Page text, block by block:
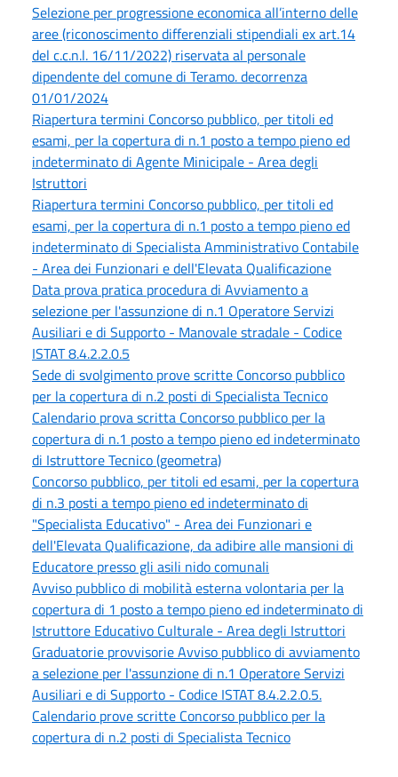
Selezione per progressione economica all’interno delle
aree (riconoscimento differenziali stipendiali ex art.14
del c.c.n.l. 16/11/2022) riservata al personale
dipendente del comune di Teramo. decorrenza
01/01/2024
Riapertura termini Concorso pubblico, per titoli ed
esami, per la copertura di n.1 posto a tempo pieno ed
indeterminato di Agente Minicipale - Area degli
Istruttori
Riapertura termini Concorso pubblico, per titoli ed
esami, per la copertura di n.1 posto a tempo pieno ed
indeterminato di Specialista Amministrativo Contabile
- Area dei Funzionari e dell'Elevata Qualificazione
Data prova pratica procedura di Avviamento a
selezione per l'assunzione di n.1 Operatore Servizi
Ausiliari e di Supporto - Manovale stradale - Codice
ISTAT 8.4.2.2.0.5
Sede di svolgimento prove scritte Concorso pubblico
per la copertura di n.2 posti di Specialista Tecnico
Calendario prova scritta Concorso pubblico per la
copertura di n.1 posto a tempo pieno ed indeterminato
di Istruttore Tecnico (geometra)
Concorso pubblico, per titoli ed esami, per la copertura
di n.3 posti a tempo pieno ed indeterminato di
"Specialista Educativo" - Area dei Funzionari e
dell'Elevata Qualificazione, da adibire alle mansioni di
Educatore presso gli asili nido comunali
Avviso pubblico di mobilità esterna volontaria per la
copertura di 1 posto a tempo pieno ed indeterminato di
Istruttore Educativo Culturale - Area degli Istruttori
Graduatorie provvisorie Avviso pubblico di avviamento
a selezione per l'assunzione di n.1 Operatore Servizi
Ausiliari e di Supporto - Codice ISTAT 8.4.2.2.0.5.
Calendario prove scritte Concorso pubblico per la
copertura di n.2 posti di Specialista Tecnico